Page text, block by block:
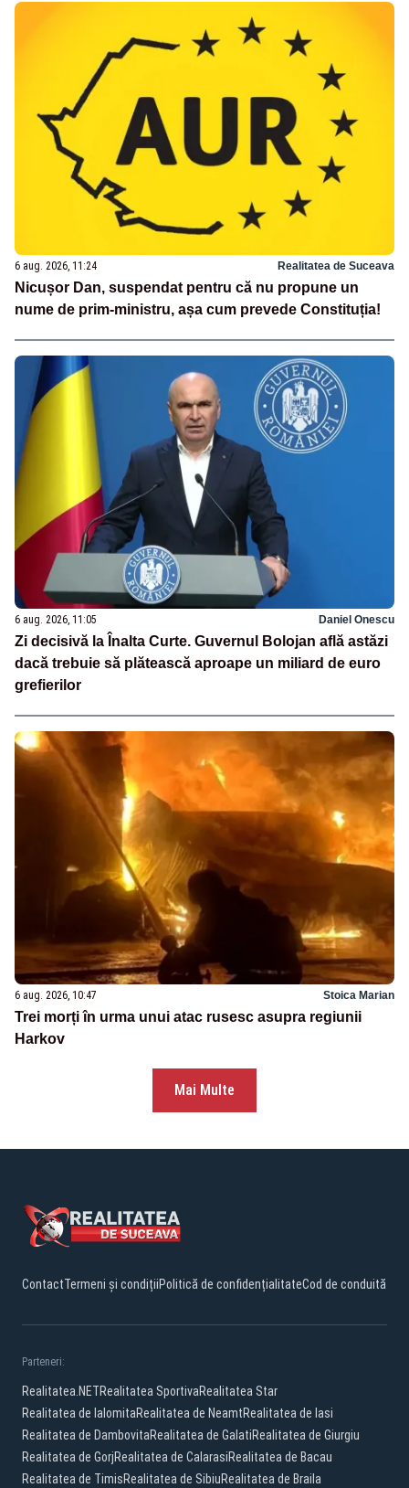
6 aug. 2026, 11:24 Realitatea de Suceava
Nicușor Dan, suspendat pentru că nu propune un
nume de prim-ministru, așa cum prevede Constituția!
6 aug. 2026, 11:05 Daniel Onescu
Zi decisivă la Înalta Curte. Guvernul Bolojan află astăzi
dacă trebuie să plătească aproape un miliard de euro
grefierilor
6 aug. 2026, 10:47 Stoica Marian
Trei morți în urma unui atac rusesc asupra regiunii
Harkov
Mai Multe
ContactTermeni și condițiiPolitică de confidențialitateCod de conduită
Parteneri:
Realitatea.NETRealitatea SportivaRealitatea Star
Realitatea de IalomitaRealitatea de NeamtRealitatea de Iasi
Realitatea de DambovitaRealitatea de GalatiRealitatea de Giurgiu
Realitatea de GorjRealitatea de CalarasiRealitatea de Bacau
Realitatea de TimisRealitatea de SibiuRealitatea de Braila